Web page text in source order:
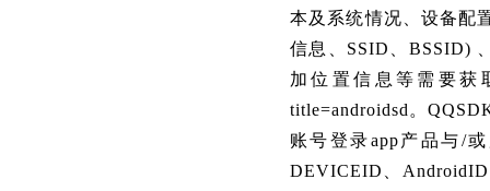
本及系统情况、设备配
信息、SSID、BSSID)
加位置信息等需要获
title=androidsd。
账号登录app产品与/
DEVICEID、